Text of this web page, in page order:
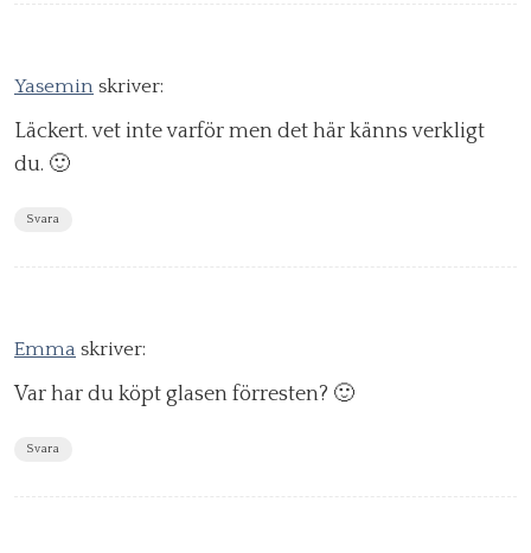
Yasemin skriver:
Läckert. vet inte varför men det här känns verkligt
du. 🙂
Svara
Emma skriver:
Var har du köpt glasen förresten? 🙂
Svara